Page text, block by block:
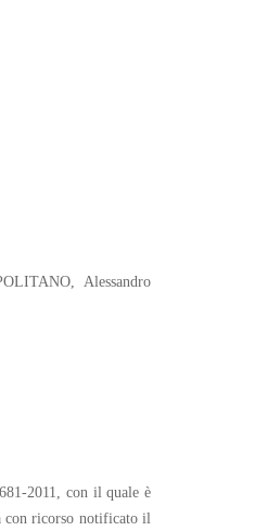
Alessandro
2011, con il quale è
con ricorso notificato il